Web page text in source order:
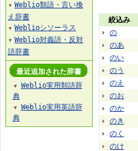
絞込み
の
のあ
のい
のう
のえ
のお
のか
のき
のく
のけ
▼ Weblio類語・言い換
え辞書
▼ Weblioシソーラス
▼ Weblio対義語・反対
語辞書
最近追加された辞書
▼
Weblio実用類語辞
典
▼
Weblio実用英語辞
典